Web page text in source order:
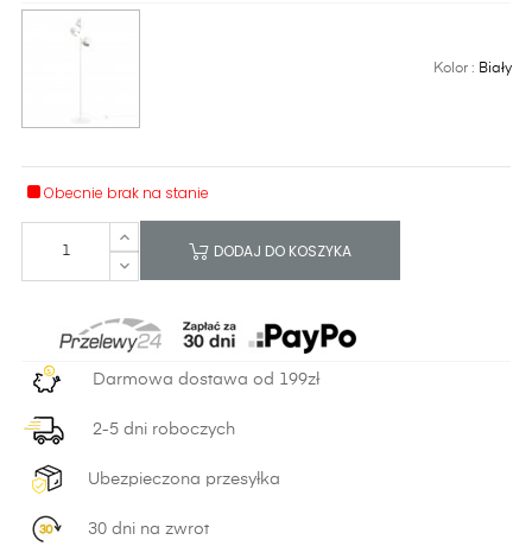
Kolor : Biały
Obecnie brak na stanie
DODAJ DO KOSZYKA
Darmowa dostawa od 199zł
2-5 dni roboczych
Ubezpieczona przesyłka
30 dni na zwrot